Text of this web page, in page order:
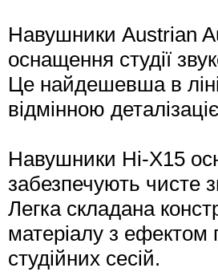
Навушники Austrian
оснащення студії
Це найдешевша в
відмінною
Навушники Hi-X15
забезпечують чисте
Легка складана
матеріалу з ефектом
студійних сесій.